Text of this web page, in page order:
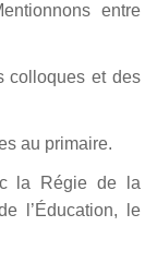
entre
colloques et des
au primaire.
la Régie de la
l’Éducation, le